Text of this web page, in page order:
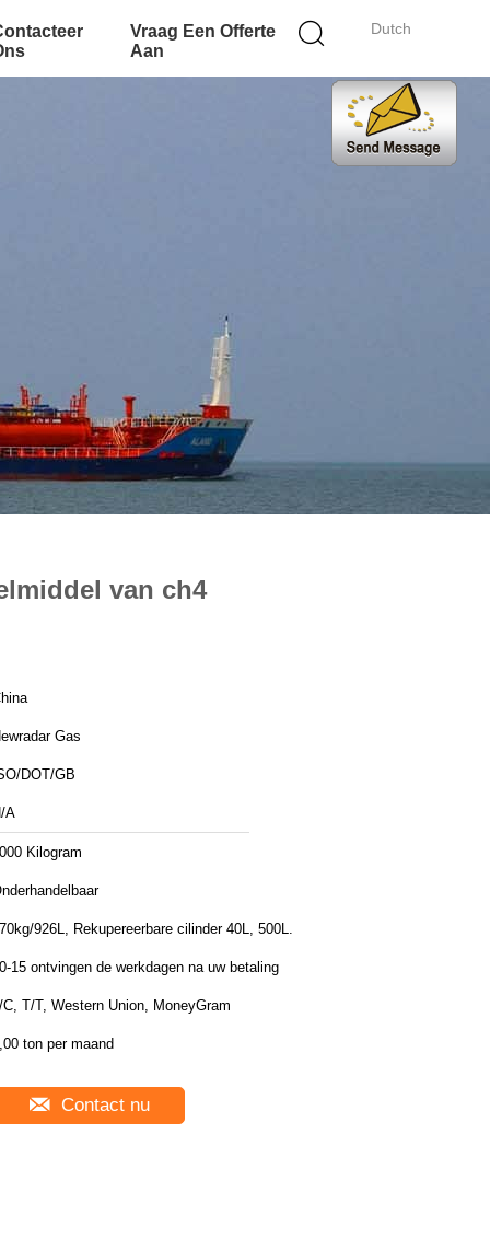
Dutch
Vraag Een Offerte
Aan
van ch4
Gas
DOT/GB
A
Kilogram
926L, Rekupereerbare cilinder 40L, 500L.
15 ontvingen de werkdagen na uw betaling
C, T/T, Western Union, MoneyGram
ton per maand
Contact nu